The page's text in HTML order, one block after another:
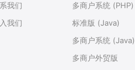
我们
我们
多商户系统 (PHP)
标准版 (Java)
多商户系统 (Java)
多商户外贸版